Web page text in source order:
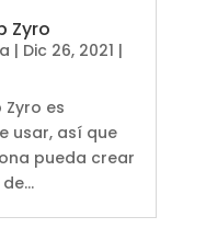
Zyro
| Dic 26, 2021 |
es
usar, así que
pueda crear